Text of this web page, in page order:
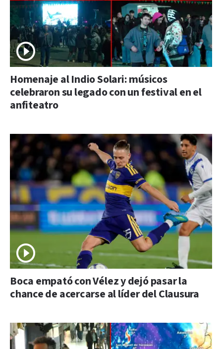
Homenaje al Indio Solari: músicos
celebraron su legado con un festival en el
anfiteatro
Boca empató con Vélez y dejó pasar la
chance de acercarse al líder del Clausura